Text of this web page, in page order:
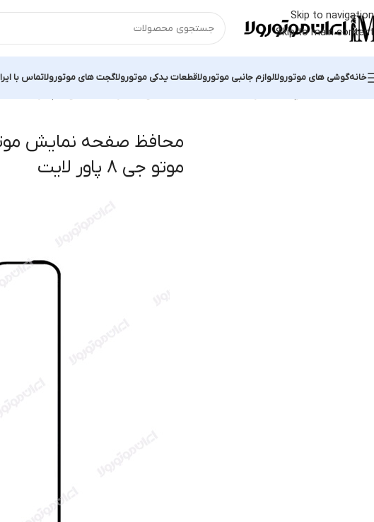
Skip to navigation
Skip to main content
خانهگوشی های موتورولالوازم جانبی موتورولاقطعات یدکی موتورولاگجت های موتورولاتماس با
محافظ صفحه نمایش
موتو جی ۸ پاور لایت